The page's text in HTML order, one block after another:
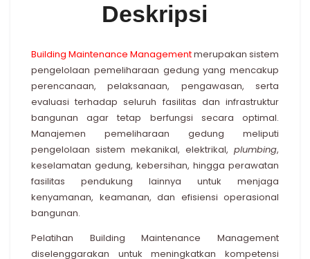
Deskripsi
Building Maintenance Managementmerupakan sistem
pengelolaan pemeliharaan gedung yang mencakup
perencanaan, pelaksanaan, pengawasan, serta
evaluasi terhadap seluruh fasilitas dan infrastruktur
bangunan agar tetap berfungsi secara optimal.
Manajemen pemeliharaan gedung meliputi
pengelolaan sistem mekanikal, elektrikal, plumbing,
keselamatan gedung, kebersihan, hingga perawatan
fasilitas pendukung lainnya untuk menjaga
kenyamanan, keamanan, dan efisiensi operasional
bangunan.
Pelatihan Building Maintenance Management
diselenggarakan untuk meningkatkan kompetensi